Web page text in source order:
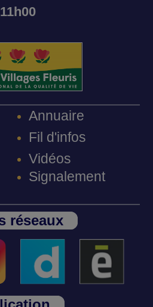
11h00
Annuaire
Fil d'infos
Vidéos
Signalement
réseaux